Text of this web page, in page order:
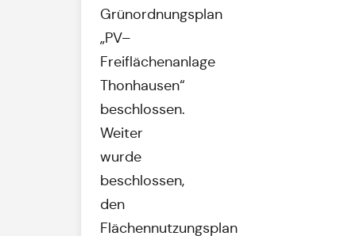
Grünordnungsplan
„PV–
Freiflächenanlage
Thonhausen“
beschlossen.
Weiter
wurde
beschlossen,
den
Flächennutzungsplan